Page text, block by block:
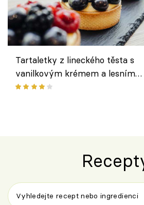
Tartaletky z lineckého těsta s
vanilkovým krémem a lesním
ovocem podle Bread Society